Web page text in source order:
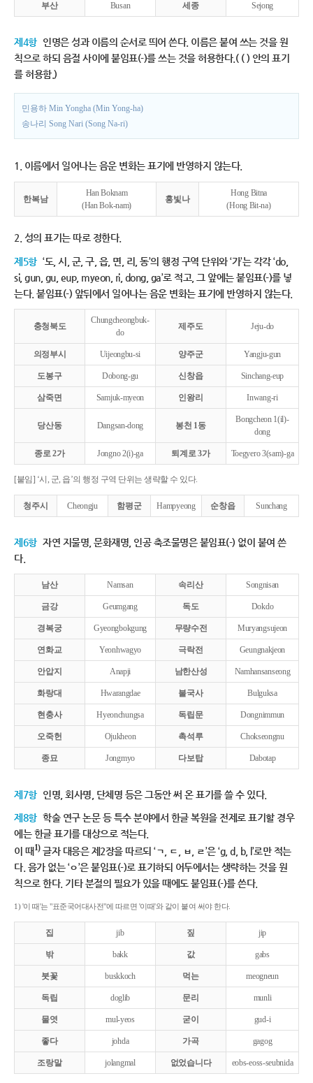
부산 Busan 세종 Sejong
제4항 인명은 성과 이름의 순서로 띄어 쓴다. 이름은 붙여 쓰는 것을 원
칙으로 하되 음절 사이에 붙임표(-)를 쓰는 것을 허용한다.( ( ) 안의 표기
를 허용함.)
민용하 Min Yongha (Min Yong-ha)
송나리 Song Nari (Song Na-ri)
1. 이름에서 일어나는 음운 변화는 표기에 반영하지 않는다.
한복남
Han Boknam
(Han Bok-nam)
홍빛나
Hong Bitna
(Hong Bit-na)
2. 성의 표기는 따로 정한다.
제5항 ‘도, 시, 군, 구, 읍, 면, 리, 동’의 행정 구역 단위와 ‘가’는 각각 ‘do,
si, gun, gu, eup, myeon, ri, dong, ga’로 적고, 그 앞에는 붙임표(-)를 넣
는다. 붙임표(-) 앞뒤에서 일어나는 음운 변화는 표기에 반영하지 않는다.
충청북도
Chungcheongbuk-
do
제주도 Jeju-do
의정부시 Uijeongbu-si 양주군 Yangju-gun
도봉구 Dobong-gu 신창읍 Sinchang-eup
삼죽면 Samjuk-myeon 인왕리 Inwang-ri
당산동 Dangsan-dong 봉천 1동
Bongcheon 1(il)-
dong
종로 2가 Jongno 2(i)-ga 퇴계로 3가 Toegyero 3(sam)-ga
[붙임] ‘시, 군, 읍’의 행정 구역 단위는 생략할 수 있다.
청주시 Cheongju 함평군 Hampyeong 순창읍 Sunchang
제6항 자연 지물명, 문화재명, 인공 축조물명은 붙임표(-) 없이 붙여 쓴
다.
남산 Namsan 속리산 Songnisan
금강 Geumgang 독도 Dokdo
경복궁 Gyeongbokgung 무량수전 Muryangsujeon
연화교 Yeonhwagyo 극락전 Geungnakjeon
안압지 Anapji 남한산성 Namhansanseong
화랑대 Hwarangdae 불국사 Bulguksa
현충사 Hyeonchungsa 독립문 Dongnimmun
오죽헌 Ojukheon 촉석루 Chokseongnu
종묘 Jongmyo 다보탑 Dabotap
제7항 인명, 회사명, 단체명 등은 그동안 써 온 표기를 쓸 수 있다.
제8항 학술 연구 논문 등 특수 분야에서 한글 복원을 전제로 표기할 경우
에는 한글 표기를 대상으로 적는다.
이 때1)글자 대응은 제2장을 따르되 ‘ㄱ, ㄷ, ㅂ, ㄹ’은 ‘g, d, b, l’로만 적는
다. 음가 없는 ‘ㅇ’은 붙임표(-)로 표기하되 어두에서는 생략하는 것을 원
칙으로 한다. 기타 분절의 필요가 있을 때에도 붙임표(-)를 쓴다.
1) '이 때'는 "표준국어대사전"에 따르면 '이때'와 같이 붙여 써야 한다.
집 jib 짚 jip
밖 bakk 값 gabs
붓꽃 buskkoch 먹는 meogneun
독립 doglib 문리 munli
물엿 mul-yeos 굳이 gud-i
좋다 johda 가곡 gagog
조랑말 jolangmal 없었습니다 eobs-eoss-seubnida